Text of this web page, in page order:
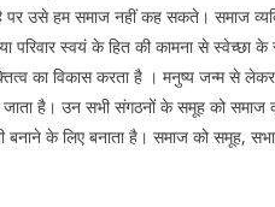
उसे हम समाज नहीं कह सकते। समाज
या परिवार स्वयं के हित की कामना से स्वेच्छा
का विकास करता है । मनुष्य जन्म से
है। उन सभी संगठनों के समूह को
के लिए बनाता है। समाज को समूह, सभा,